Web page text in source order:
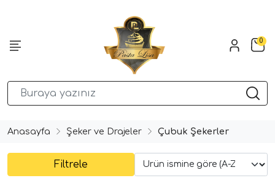
0
Anasayfa Şeker ve Drajeler Çubuk Şekerler
Filtrele